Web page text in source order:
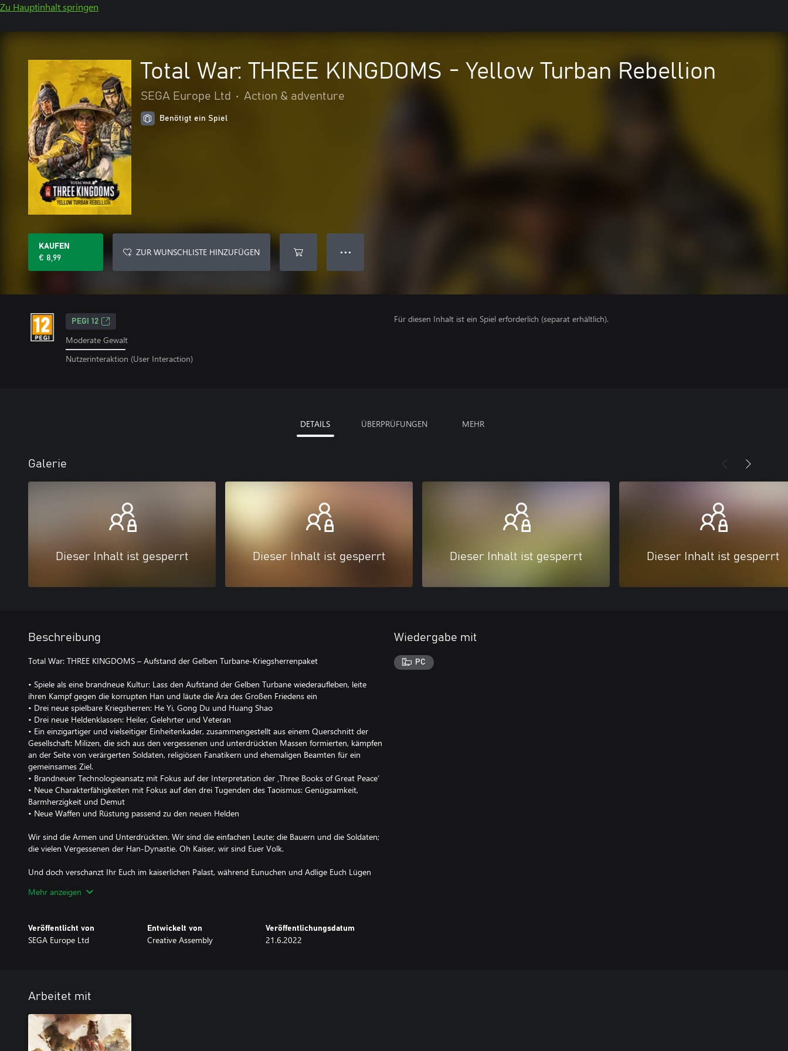
Zu Hauptinhalt springen
Total War: THREE KINGDOMS - Yellow Turban Rebellion
SEGA Europe Ltd • Action & adventure
Benötigt ein Spiel
KAUFEN
€ 8,99
ZUR WUNSCHLISTE HINZUFÜGEN ● ● ●
PEGI 12
Moderate Gewalt
Nutzerinteraktion (User Interaction)
Für diesen Inhalt ist ein Spiel erforderlich (separat erhältlich).
DETAILS ÜBERPRÜFUNGEN MEHR
Galerie
Dieser Inhalt ist gesperrt Dieser Inhalt ist gesperrt Dieser Inhalt ist gesperrt Dieser Inhalt ist gesperrt
Beschreibung
Total War: THREE KINGDOMS – Aufstand der Gelben Turbane-Kriegsherrenpaket
• Spiele als eine brandneue Kultur: Lass den Aufstand der Gelben Turbane wiederaufleben, leite
ihren Kampf gegen die korrupten Han und läute die Ära des Großen Friedens ein
• Drei neue spielbare Kriegsherren: He Yi, Gong Du und Huang Shao
• Drei neue Heldenklassen: Heiler, Gelehrter und Veteran
• Ein einzigartiger und vielseitiger Einheitenkader, zusammengestellt aus einem Querschnitt der
Gesellschaft: Milizen, die sich aus den vergessenen und unterdrückten Massen formierten, kämpfen
an der Seite von verärgerten Soldaten, religiösen Fanatikern und ehemaligen Beamten für ein
gemeinsames Ziel.
• Brandneuer Technologieansatz mit Fokus auf der Interpretation der ‚Three Books of Great Peace‘
• Neue Charakterfähigkeiten mit Fokus auf den drei Tugenden des Taoismus: Genügsamkeit,
Barmherzigkeit und Demut
• Neue Waffen und Rüstung passend zu den neuen Helden
Wir sind die Armen und Unterdrückten. Wir sind die einfachen Leute; die Bauern und die Soldaten;
die vielen Vergessenen der Han-Dynastie. Oh Kaiser, wir sind Euer Volk.
Und doch verschanzt Ihr Euch im kaiserlichen Palast, während Eunuchen und Adlige Euch Lügen
uns noch mehr Steuern auf, damit sie weiterhin im Luxus leben können.
Agenten einzig auf Verdacht hin getötet. Uns ist klar geworden: Ihr habt das Mandat des Himmels
verloren.
Der Blaue Himmel ist tot, der Gelbe Himmel wird bald zu sehen sein!
Im Jahr von Jiazi wird Wohlstand unter dem Himmel herrschen!
Übersicht
Mehr anzeigen
Veröffentlicht von
SEGA Europe Ltd
Entwickelt von
Creative Assembly
Veröffentlichungsdatum
21.6.2022
Wiedergabe mit
PC
Arbeitet mit